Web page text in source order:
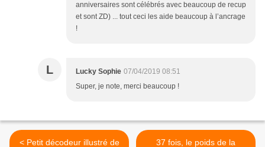
anniversaires sont célébrés avec beaucoup de recup
et sont ZD) ... tout ceci les aide beaucoup à l’ancrage
!
L Lucky Sophie 07/04/2019 08:51
Super, je note, merci beaucoup !
< Petit décodeur illustré de
37 fois, le poids de la